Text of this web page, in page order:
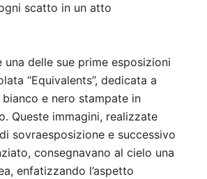
scatto in un atto
una delle sue prime esposizioni
“Equivalents”, dedicata a
e nero stampate in
Queste immagini, realizzate
sovraesposizione e successivo
consegnavano al cielo una
enfatizzando l’aspetto